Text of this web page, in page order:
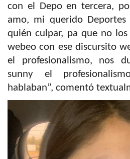
con el Depo en tercera,
amo, mi querido Deportes
quién culpar, pa que no los
webeo con ese discursito
el profesionalismo, nos
sunny el
hablaban”, comentó